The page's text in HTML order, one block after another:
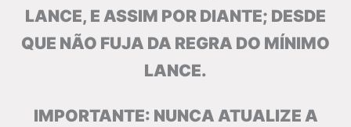
LANCE, E ASSIM POR DIANTE; DESDE
QUE NÃO FUJA DA REGRA DO MÍNIMO
LANCE.
IMPORTANTE: NUNCA ATUALIZE A